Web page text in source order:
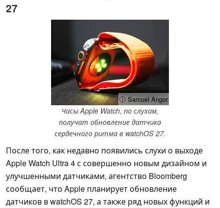
27
ⓘ Samuel Angor
Часы Apple Watch, по слухам,
получат обновление датчика
сердечного ритма в watchOS 27.
После того, как недавно появились слухи о выходе
Apple Watch Ultra 4 с совершенно новым дизайном и
улучшенными датчиками, агентство Bloomberg
сообщает, что Apple планирует обновление
датчиков в watchOS 27, а также ряд новых функций и